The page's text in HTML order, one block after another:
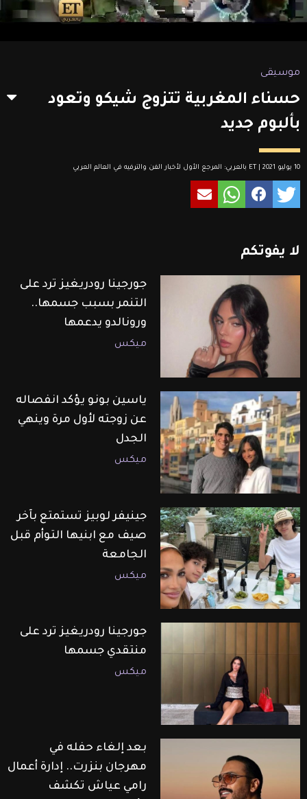
موسيقى
حسناء المغربية تتزوج شيكو وتعود
بألبوم جديد
10 يوليو 2021 | ET بالعربي: المرجع الأول لأخبار الفن والترفيه في العالم العربي
لا يفوتكم
جورجينا رودريغيز ترد على
التنمر بسبب جسمها..
ورونالدو يدعمها
ميكس
ياسين بونو يؤكد انفصاله
عن زوجته لأول مرة وينهي
الجدل
ميكس
جينيفر لوبيز تستمتع بآخر
صيف مع ابنيها التوأم قبل
الجامعة
ميكس
جورجينا رودريغيز ترد على
منتقدي جسمها
ميكس
بعد إلغاء حفله في
مهرجان بنزرت.. إدارة أعمال
رامي عياش تكشف